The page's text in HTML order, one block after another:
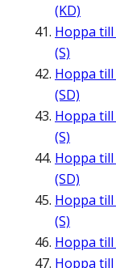
(KD)
Hoppa till
(S)
Hoppa till
(SD)
Hoppa till
(S)
Hoppa till
(SD)
Hoppa till
(S)
Hoppa till
Hoppa till